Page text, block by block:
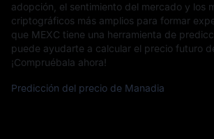
adopción, el sentimiento del mercado y los
criptográficos más amplios para formar
que MEXC tiene una herramienta de
puede ayudarte a calcular el precio futuro
¡Compruébala ahora!
Predicción del precio de Manadia